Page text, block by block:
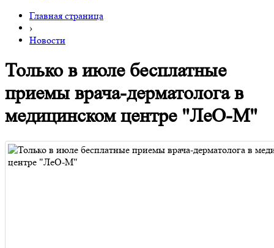
Главная страница
›
Новости
Только в июле бесплатные
приемы врача-дерматолога в
медицинском центре "ЛеО-М"